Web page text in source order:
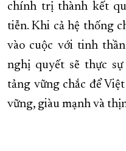
chính trị thành kết
tiễn. Khi cả hệ thống
vào cuộc với tinh
nghị quyết sẽ thực
tảng vững chắc để
vững, giàu mạnh và